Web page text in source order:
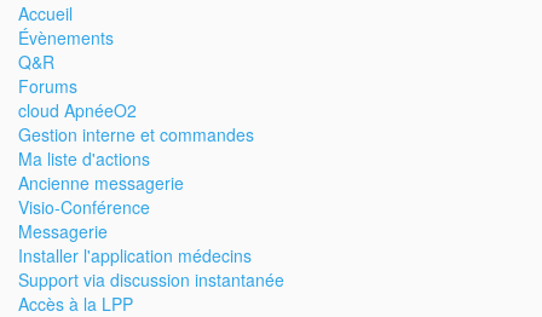
Accueil
Évènements
Q&R
Forums
cloud ApnéeO2
Gestion interne et commandes
Ma liste d'actions
Ancienne messagerie
Visio-Conférence
Messagerie
Installer l'application médecins
Support via discussion instantanée
Accès à la LPP